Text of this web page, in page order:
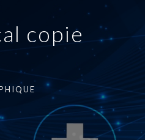
copie